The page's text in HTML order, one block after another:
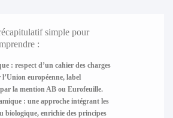
simple pour
:
: respect d’un cahier des charges
européenne, label
la mention AB ou Eurofeuille.
: une approche intégrant les
biologique, enrichie des principes